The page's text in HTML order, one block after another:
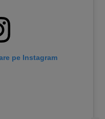
pe Instagram